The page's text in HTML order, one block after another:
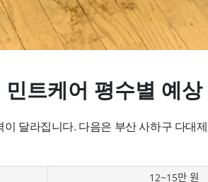
트케어 평수별 예상
달라집니다. 다음은 부산 사하구 다대
12~15만 원